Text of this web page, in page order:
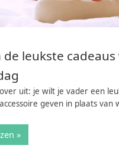
de leukste
uit: je wilt je vader een
geven in plaats van
»